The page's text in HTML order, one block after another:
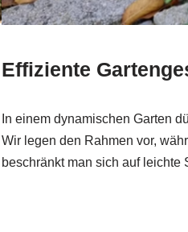
Effiziente
In einem dynamischen Garten
Wir legen den Rahmen vor,
beschränkt man sich auf